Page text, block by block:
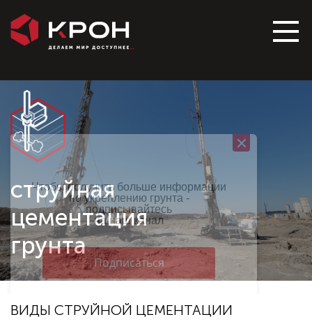
Технология
JET GROUTING
струйная
цементация
грунта
ВИДЫ СТРУЙНОЙ ЦЕМЕНТАЦИИ